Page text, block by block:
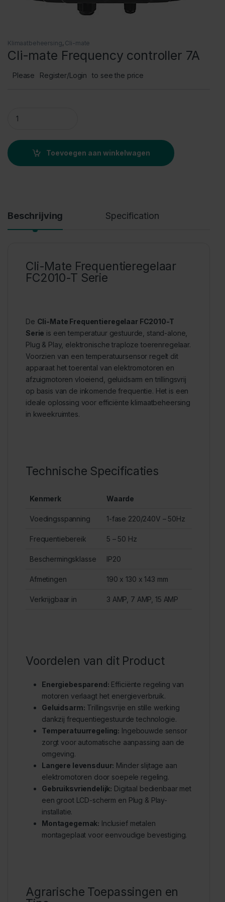
Klimaatbeheersing, Cli-mate
Cli-mate Frequency controller 7A
Please Register/Login to see the price
Toevoegen aan winkelwagen
Beschrijving Specification
Cli-Mate Frequentieregelaar
FC2010-T Serie
De Cli-Mate Frequentieregelaar FC2010-T
Serie is een temperatuur gestuurde, stand-alone,
Plug & Play, elektronische traploze toerenregelaar.
Voorzien van een temperatuursensor regelt dit
apparaat het toerental van elektromotoren en
afzuigmotoren vloeiend, geluidsarm en trillingsvrij
op basis van de inkomende frequentie. Het is een
ideale oplossing voor efficiënte klimaatbeheersing
in kweekruimtes.
Technische Specificaties
Kenmerk Waarde
Voedingsspanning 1-fase 220/240V – 50Hz
Frequentiebereik 5 – 50 Hz
Beschermingsklasse IP20
Afmetingen 190 x 130 x 143 mm
Verkrijgbaar in 3 AMP, 7 AMP, 15 AMP
Voordelen van dit Product
Energiebesparend: Efficiënte regeling van
motoren verlaagt het energieverbruik.
Geluidsarm: Trillingsvrije en stille werking
dankzij frequentiegestuurde technologie.
Temperatuurregeling: Ingebouwde sensor
zorgt voor automatische aanpassing aan de
omgeving.
Langere levensduur: Minder slijtage aan
elektromotoren door soepele regeling.
Gebruiksvriendelijk: Digitaal bedienbaar met
een groot LCD-scherm en Plug & Play-
installatie.
Montagegemak: Inclusief metalen
montageplaat voor eenvoudige bevestiging.
Agrarische Toepassingen en